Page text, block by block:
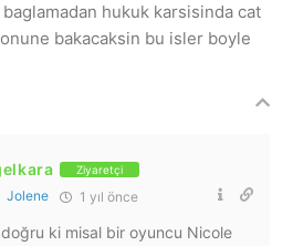
hukuk karsisinda cat
bakacaksin bu isler boyle
Ziyaretçi
Jolene 1 yıl önce
ki misal bir oyuncu Nicole